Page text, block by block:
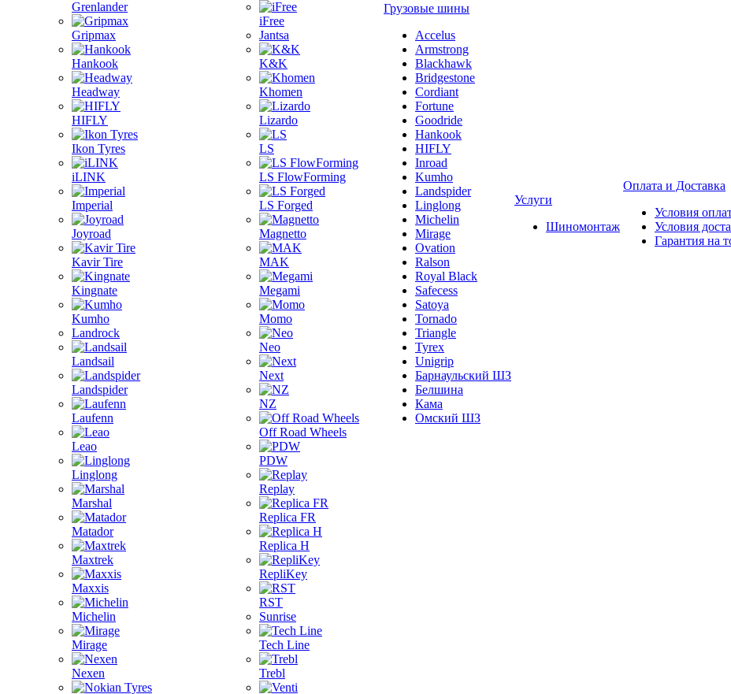
Grenlander
Gripmax
Hankook
Headway
HIFLY
Ikon Tyres
iLINK
Imperial
Joyroad
Kavir Tire
Kingnate
Kumho
Landrock
Landsail
Landspider
Laufenn
Leao
Linglong
Marshal
Matador
Maxtrek
Maxxis
Michelin
Mirage
Nexen
iFree
Jantsa
K&K
Khomen
Lizardo
LS
LS FlowForming
LS Forged
Magnetto
MAK
Megami
Momo
Neo
Next
NZ
Off Road Wheels
PDW
Replay
Replica FR
Replica H
RepliKey
RST
Sunrise
Tech Line
Trebl
Грузовые шины
Accelus
Armstrong
Blackhawk
Bridgestone
Cordiant
Fortune
Goodride
Hankook
HIFLY
Inroad
Kumho
Landspider
Linglong
Michelin
Mirage
Ovation
Ralson
Royal Black
Safecess
Satoya
Tornado
Triangle
Tyrex
Unigrip
Барнаульский ШЗ
Белшина
Кама
Омский ШЗ
Услуги
Шиномонтаж
Оплата и Доставка
Условия
Условия
Гарантия на